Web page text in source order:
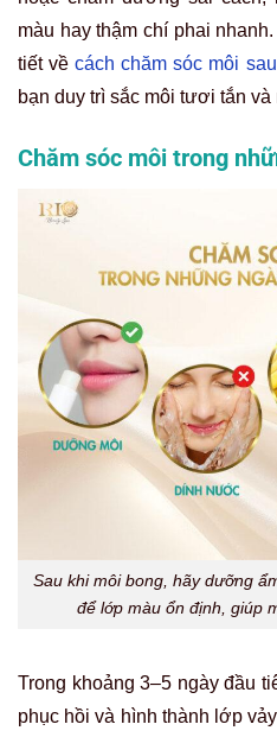
màu hay thậm chí phai
tiết vềcách chăm sóc môi
bạn duy trì sắc môi tươi tắn
Chăm sóc môi trong
Sau khi môi bong, hãy dưỡng
để lớp màu ổn định, giúp
Trong khoảng 3–5 ngày đầu
phục hồi và hình thành lớp